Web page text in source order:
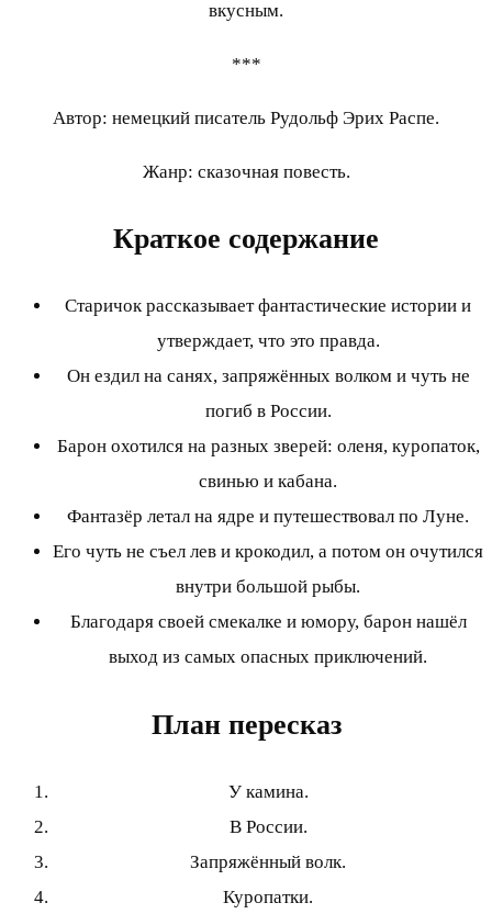
вкусным.
***
Автор: немецкий писатель Рудольф Эрих Распе.
Жанр: сказочная повесть.
Краткое содержание
Старичок рассказывает фантастические истории и
утверждает, что это правда.
Он ездил на санях, запряжённых волком и чуть не
погиб в России.
Барон охотился на разных зверей: оленя, куропаток,
свинью и кабана.
Фантазёр летал на ядре и путешествовал по Луне.
Его чуть не съел лев и крокодил, а потом он очутился
внутри большой рыбы.
Благодаря своей смекалке и юмору, барон нашёл
выход из самых опасных приключений.
План пересказ
У камина.
В России.
Запряжённый волк.
Куропатки.